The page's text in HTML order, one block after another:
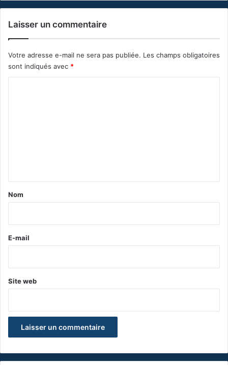
Laisser un commentaire
Votre adresse e-mail ne sera pas publiée. Les champs obligatoires
sont indiqués avec *
a
e
Nom
E-mail
Site web